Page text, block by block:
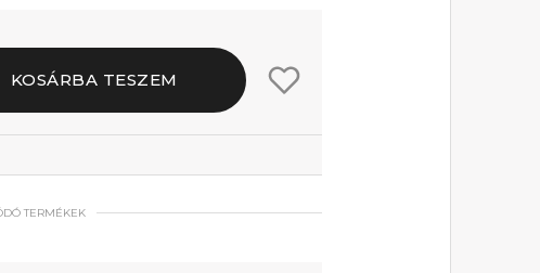
KOSÁRBA TESZEM
TERMÉKEK